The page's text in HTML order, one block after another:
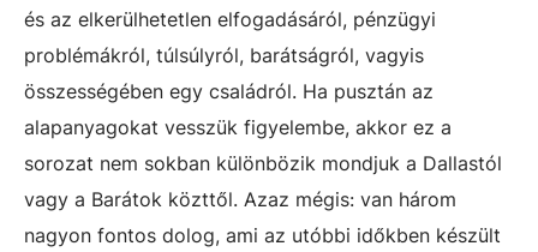
és az elkerülhetetlen elfogadásáról, pénzügyi
problémákról, túlsúlyról, barátságról, vagyis
összességében egy családról. Ha pusztán az
alapanyagokat vesszük figyelembe, akkor ez a
sorozat nem sokban különbözik mondjuk a Dallastól
vagy a Barátok közttől. Azaz mégis: van három
nagyon fontos dolog, ami az utóbbi időkben készült